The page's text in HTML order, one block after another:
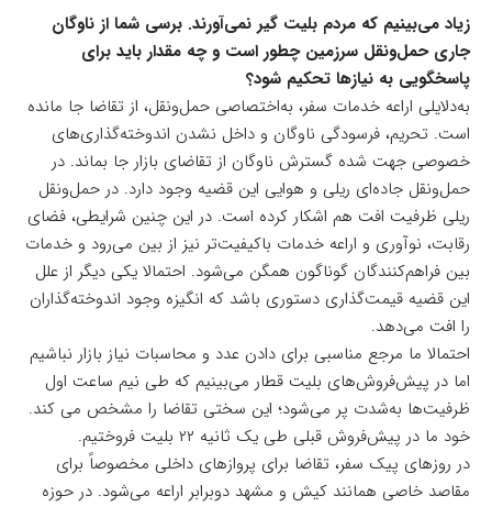
زیاد می‌بینیم که مردم بلیت گیر نمی‌آورند. برسی شما از ناوگان
جاری حمل‌و‌نقل سرزمین چطور است و چه مقدار باید برای
پاسخگویی به نیازها تحکیم شود؟
به‌دلایلی اراعه خدمات سفر، به‌اختصاصی حمل‌ونقل، از تقاضا جا مانده
است. تحریم، فرسودگی ناوگان و داخل نشدن اندوخته‌گذاری‌های
خصوصی جهت شده گسترش ناوگان از تقاضای بازار جا بماند. در
حمل‌ونقل جاده‌ای ریلی و هوایی این قضیه وجود دارد. در حمل‌ونقل
ریلی ظرفیت افت هم اشکار کرده است. در این چنین شرایطی، فضای
رقابت، نوآوری و اراعه خدمات باکیفیت‌تر نیز از بین می‌رود و خدمات
بین فراهم‌کنندگان گوناگون همگن می‌شود. احتمالا یکی دیگر از علل
این قضیه قیمت‌گذاری دستوری باشد که انگیزه وجود اندوخته‌گذاران
را افت می‌دهد.
احتمالا ما مرجع مناسبی برای دادن عدد و محاسبات نیاز بازار نباشیم
اما در پیش‌فروش‌های بلیت قطار می‌بینیم که طی نیم ساعت اول
ظرفیت‌ها به‌شدت پر می‌شود؛ این سختی تقاضا را مشخص می کند.
خود ما در پیش‌فروش قبلی طی یک ثانیه ۲۲ بلیت فروختیم.
در روزهای پیک سفر، تقاضا برای پروازهای داخلی مخصوصاً برای
مقاصد خاصی همانند کیش و مشهد دوبرابر اراعه می‌شود. در حوزه